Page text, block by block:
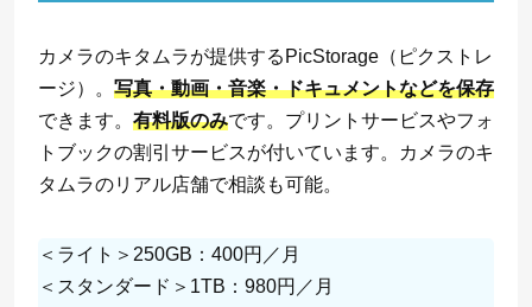
カメラのキタムラが提供するPicStorage（ピクストレ
ージ）。 写真・動画・音楽・ドキュメントなどを保存
できます。 有料版のみです。プリントサービスやフォ
トブックの割引サービスが付いています。カメラのキ
タムラのリアル店舗で相談も可能。
＜ライト＞250GB：400円／月
＜スタンダード＞1TB：980円／月